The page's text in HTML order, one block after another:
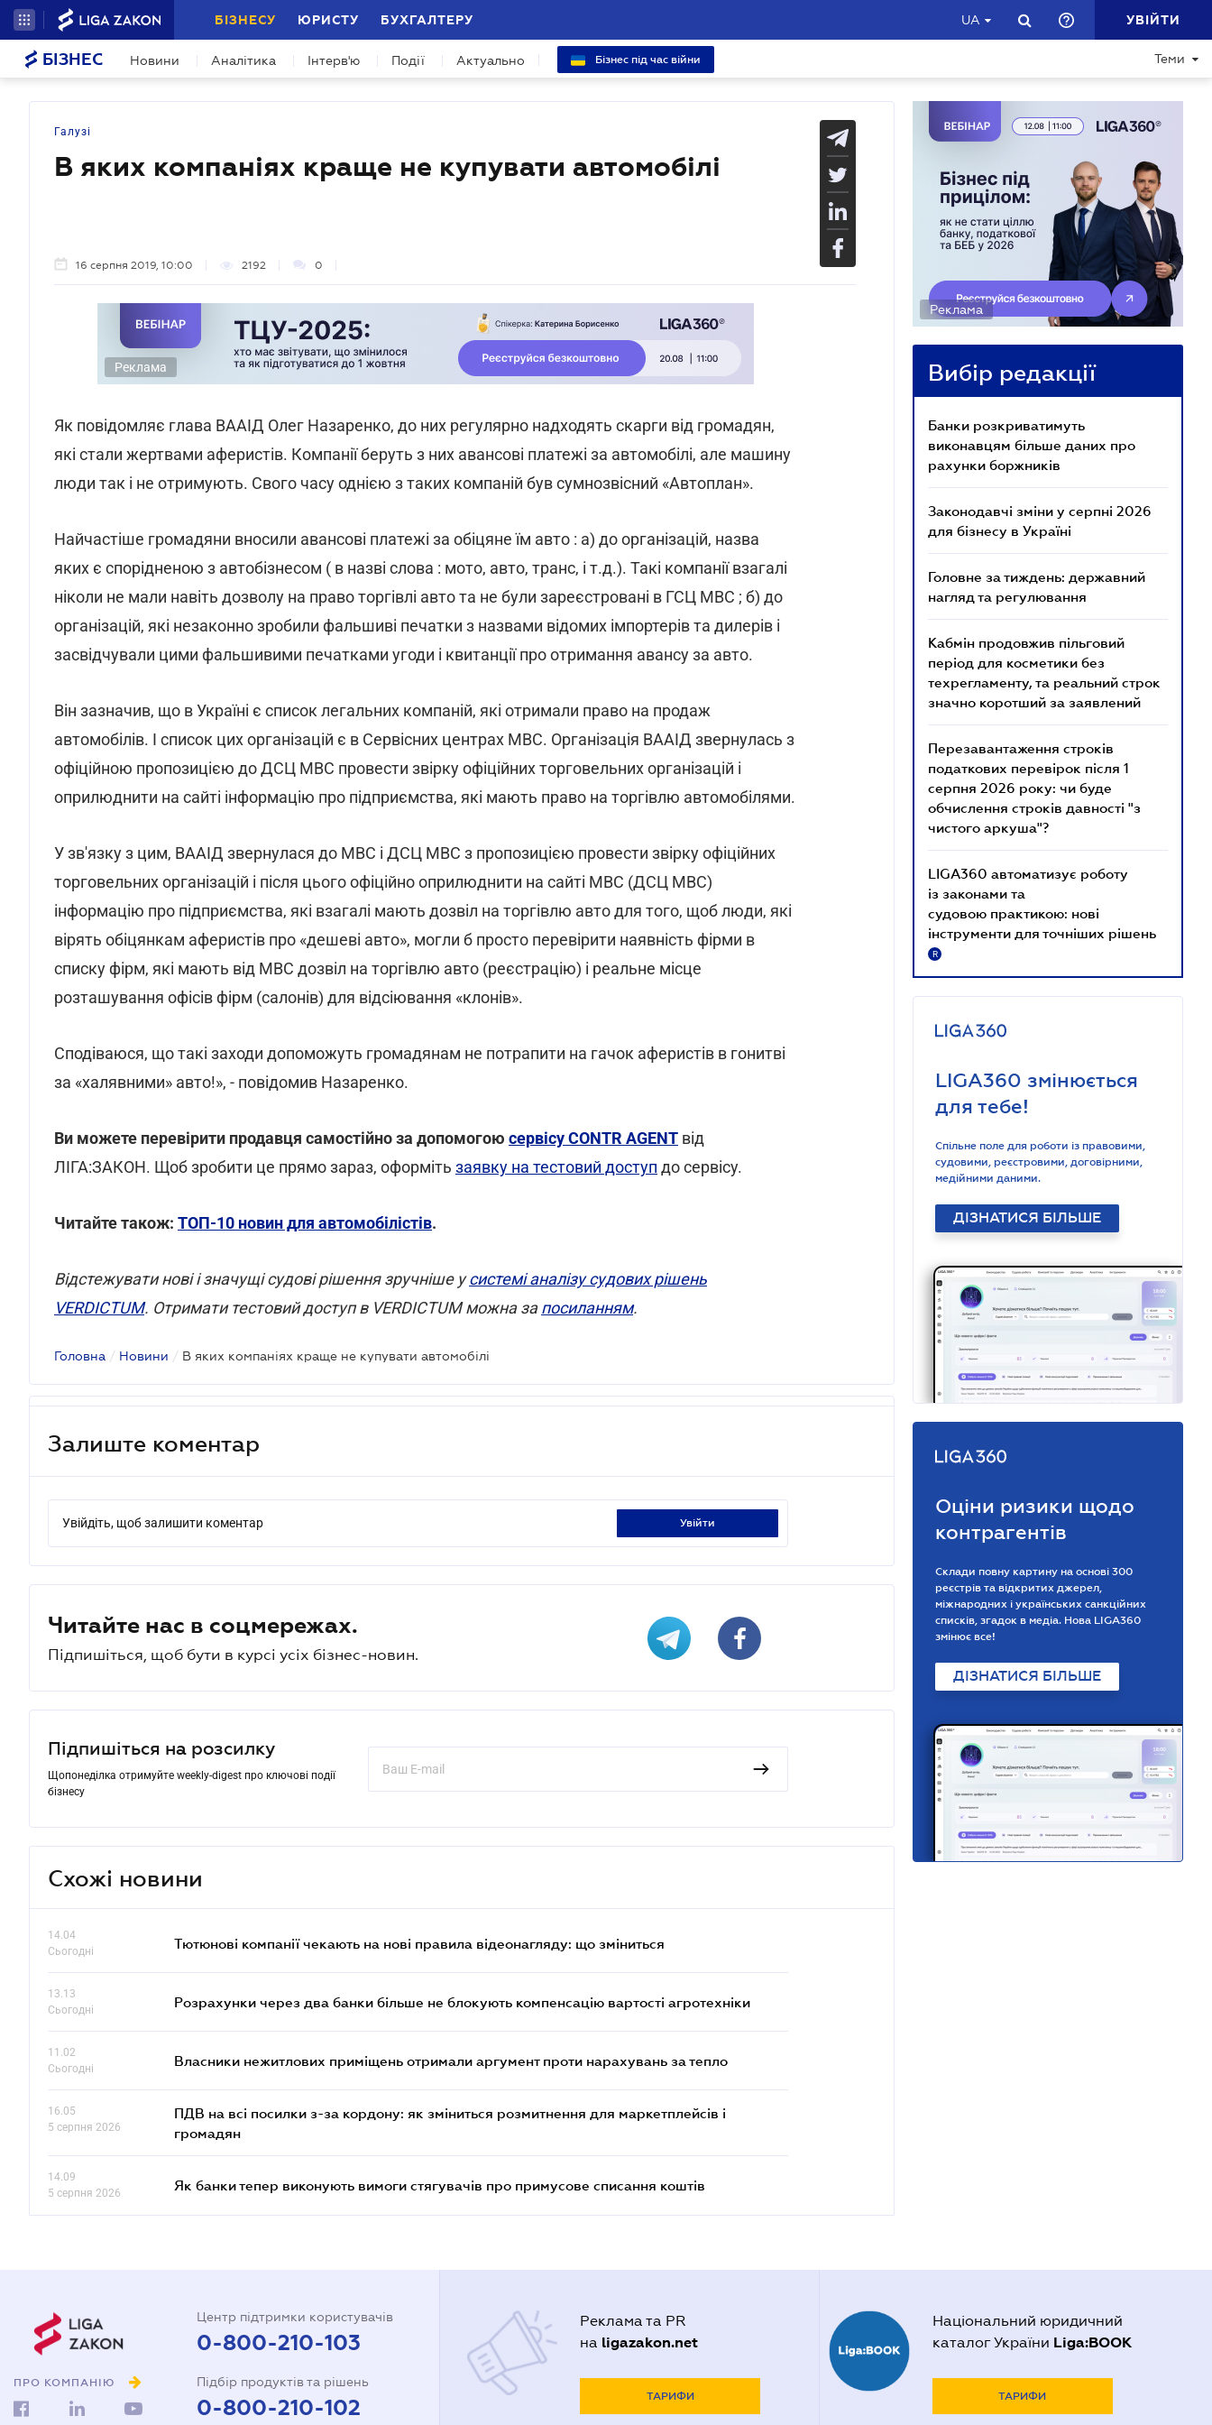
БІЗНЕСУ ЮРИСТУ БУХГАЛТЕРУ UA УВІЙТИ
БІЗНЕС Новини Аналітика Інтерв'ю Події Актуально Бізнес під час війни Теми
Галузі
В яких компаніях краще не купувати автомобілі
16 серпня 2019, 10:00 2192 0
Реклама
Як повідомляє глава ВААІД Олег Назаренко, до них регулярно надходять скарги від громадян,
які стали жертвами аферистів. Компанії беруть з них авансові платежі за автомобілі, але машину
люди так і не отримують. Свого часу однією з таких компаній був сумнозвісний «Автоплан».
Найчастіше громадяни вносили авансові платежі за обіцяне їм авто : а) до організацій, назва
яких є спорідненою з автобізнесом ( в назві слова : мото, авто, транс, і т.д.). Такі компанії взагалі
ніколи не мали навіть дозволу на право торгівлі авто та не були зареєстровані в ГСЦ МВС ; б) до
організацій, які незаконно зробили фальшиві печатки з назвами відомих імпортерів та дилерів і
засвідчували цими фальшивими печатками угоди і квитанції про отримання авансу за авто.
Він зазначив, що в Україні є список легальних компаній, які отримали право на продаж
автомобілів. І список цих організацій є в Сервісних центрах МВС. Організація ВААІД звернулась з
офіційною пропозицією до ДСЦ МВС провести звірку офіційних торговельних організацій і
оприлюднити на сайті інформацію про підприємства, які мають право на торгівлю автомобілями.
У зв'язку з цим, ВААІД звернулася до МВС і ДСЦ МВС з пропозицією провести звірку офіційних
торговельних організацій і після цього офіційно оприлюднити на сайті МВС (ДСЦ МВС)
інформацію про підприємства, які взагалі мають дозвіл на торгівлю авто для того, щоб люди, які
вірять обіцянкам аферистів про «дешеві авто», могли б просто перевірити наявність фірми в
списку фірм, які мають від МВС дозвіл на торгівлю авто (реєстрацію) і реальне місце
розташування офісів фірм (салонів) для відсіювання «клонів».
Сподіваюся, що такі заходи допоможуть громадянам не потрапити на гачок аферистів в гонитві
за «халявними» авто!», - повідомив Назаренко.
Ви можете перевірити продавця самостійно за допомогою сервісу CONTR AGENT від
ЛІГА:ЗАКОН. Щоб зробити це прямо зараз, оформіть заявку на тестовий доступ до сервісу.
Читайте також: ТОП-10 новин для автомобілістів.
Відстежувати нові і значущі судові рішення зручніше усистемі аналізу судових рішень
VERDICTUM. Отримати тестовий доступ в VERDICTUM можна запосиланням.
Головна / Новини / В яких компаніях краще не купувати автомобілі
Залиште коментар
Увійдіть, щоб залишити коментар увійти
Читайте нас в соцмережах.
Підпишіться, щоб бути в курсі усіх бізнес-новин.
Підпишіться на розсилку
Щопонеділка отримуйте weekly-digest про ключові події
бізнесу
Схожі новини
14.04
Сьогодні
Тютюнові компанії чекають на нові правила відеонагляду: що зміниться
13.13
Сьогодні
Розрахунки через два банки більше не блокують компенсацію вартості агротехніки
11.02
Сьогодні
Власники нежитлових приміщень отримали аргумент проти нарахувань за тепло
16.05
5 серпня 2026
ПДВ на всі посилки з-за кордону: як зміниться розмитнення для маркетплейсів і
громадян
14.09
5 серпня 2026
Як банки тепер виконують вимоги стягувачів про примусове списання коштів
Реклама
Вибір редакції
Банки розкриватимуть
виконавцям більше даних про
рахунки боржників
Законодавчі зміни у серпні 2026
для бізнесу в Україні
Головне за тиждень: державний
нагляд та регулювання
Кабмін продовжив пільговий
період для косметики без
техрегламенту, та реальний строк
значно коротший за заявлений
Перезавантаження строків
податкових перевірок після 1
серпня 2026 року: чи буде
обчислення строків давності "з
чистого аркуша"?
LIGA360 автоматизує роботу
із законами та
судовою практикою: нові
інструменти для точніших рішень
R
LIGA360 змінюється
для тебе!
Спільне поле для роботи із правовими,
судовими, реєстровими, договірними,
медійними даними.
ДІЗНАТИСЯ БІЛЬШЕ
Оціни ризики щодо
контрагентів
Склади повну картину на основі 300
реєстрів та відкритих джерел,
міжнародних і українських санкційних
списків, згадок в медіа. Нова LIGA360
змінює все!
ДІЗНАТИСЯ БІЛЬШЕ
ПРО КОМПАНІЮ
Центр підтримки користувачів
0-800-210-103
Підбір продуктів та рішень
0-800-210-102
Реклама та PR
на ligazakon.net
ТАРИФИ
Національний юридичний
каталог України Liga:BOOK
ТАРИФИ